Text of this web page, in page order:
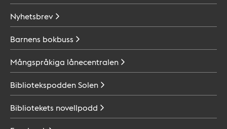
Nyhetsbrev
Barnens bokbuss
Mångspråkiga lånecentralen
BibliotekspoddenSolen
Bibliotekets novellpodd